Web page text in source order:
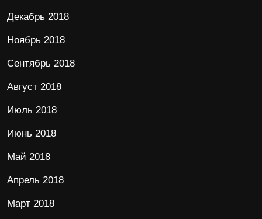
Декабрь 2018
Ноябрь 2018
Сентябрь 2018
Август 2018
Июль 2018
Июнь 2018
Май 2018
Апрель 2018
Март 2018